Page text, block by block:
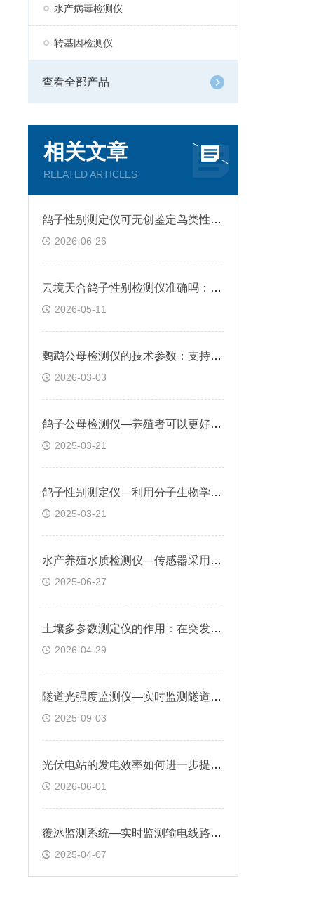
水产病毒检测仪
转基因检测仪
查看全部产品
相关文章
RELATED ARTICLES
​鸽子性别测定仪可无创鉴定鸟类性别，操作便捷不伤鸽，准确率高达99.9%！
2026-06-26
云境天合鸽子性别检测仪准确吗：可无创精准判断鸽子性别，准确率99.9%
2026-05-11
鹦鹉公母检测仪的技术参数：支持常用荧光染料和探针检测方法，如FAM,VIC等
2026-03-03
鸽子公母检测仪—养殖者可以更好地控制繁殖过程，提高繁殖率和品质
2025-03-21
鸽子性别测定仪—利用分子生物学技术快速、准确地识别鸽子性别
2025-03-21
水产养殖水质检测仪—传感器采用抗生物附着设计，适合长期浸泡使用
2025-06-27
土壤多参数测定仪的作用：在突发土壤污染事件中，快速提供污染扩散范围数据
2026-04-29
隧道光强度监测仪—实时监测隧道内光照变化，为照明系统的调节提供数据支持
2025-09-03
光伏电站的发电效率如何进一步提升？光伏环境监测仪实时监测关键气象数据
2026-06-01
覆冰监测系统—实时监测输电线路的覆冰情况，并对监测数据进行处理和分析
2025-04-07